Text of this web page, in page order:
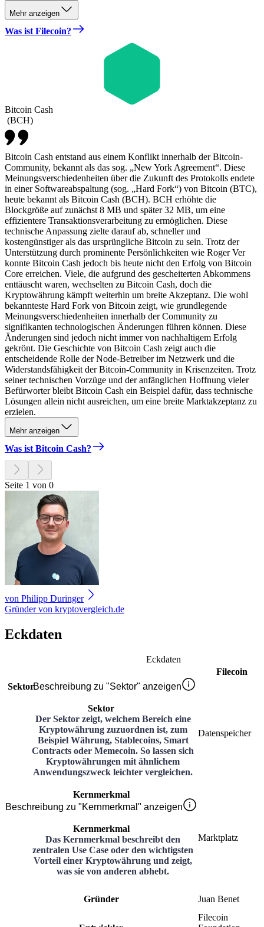
Mehr anzeigen
Was ist Filecoin?
Bitcoin Cash
(BCH)
Bitcoin Cash entstand aus einem Konflikt innerhalb der Bitcoin-
Community, bekannt als das sog. „New York Agreement“. Diese
Meinungsverschiedenheiten über die Zukunft des Protokolls endete
in einer Softwareabspaltung (sog. „Hard Fork“) von Bitcoin (BTC),
heute bekannt als Bitcoin Cash (BCH). BCH erhöhte die
Blockgröße auf zunächst 8 MB und später 32 MB, um eine
effizientere Transaktionsverarbeitung zu ermöglichen. Diese
technische Anpassung zielte darauf ab, schneller und
kostengünstiger als das ursprüngliche Bitcoin zu sein. Trotz der
Unterstützung durch prominente Persönlichkeiten wie Roger Ver
konnte Bitcoin Cash jedoch bis heute nicht den Erfolg von Bitcoin
Core erreichen. Viele, die aufgrund des gescheiterten Abkommens
enttäuscht waren, wechselten zu Bitcoin Cash, doch die
Kryptowährung kämpft weiterhin um breite Akzeptanz. Die wohl
bekannteste Hard Fork von Bitcoin zeigt, wie grundlegende
Meinungsverschiedenheiten innerhalb der Community zu
signifikanten technologischen Änderungen führen können. Diese
Änderungen sind jedoch nicht immer von nachhaltigem Erfolg
gekrönt. Die Geschichte von Bitcoin Cash zeigt auch die
entscheidende Rolle der Node-Betreiber im Netzwerk und die
Widerstandsfähigkeit der Bitcoin-Community in Krisenzeiten. Trotz
seiner technischen Vorzüge und der anfänglichen Hoffnung vieler
Befürworter bleibt Bitcoin Cash ein Beispiel dafür, dass technische
Lösungen allein nicht ausreichen, um eine breite Marktakzeptanz zu
erzielen.
Mehr anzeigen
Was ist Bitcoin Cash?
Seite 1 von 0
von Philipp Duringer
Gründer von kryptovergleich.de
Eckdaten
Eckdaten
Filecoin
SektorBeschreibung zu "Sektor" anzeigen
Sektor
Der Sektor zeigt, welchem Bereich eine
Kryptowährung zuzuordnen ist, zum
Beispiel Währung, Stablecoins, Smart
Contracts oder Memecoin. So lassen sich
Kryptowährungen mit ähnlichem
Anwendungszweck leichter vergleichen.
Datenspeicher
Kernmerkmal
Beschreibung zu "Kernmerkmal" anzeigen
Kernmerkmal
Das Kernmerkmal beschreibt den
zentralen Use Case oder den wichtigsten
Vorteil einer Kryptowährung und zeigt,
was sie von anderen abhebt.
Marktplatz
Gründer Juan Benet
Filecoin